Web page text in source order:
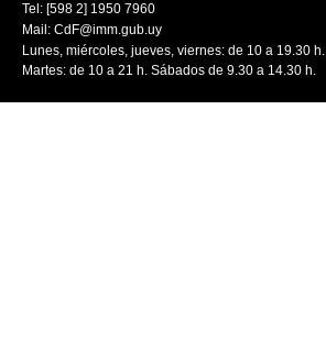
Tel: [598 2] 1950 7960
Mail: CdF@imm.gub.uy
Lunes, miércoles, jueves, viernes: de 10 a 19.30 h.
Martes: de 10 a 21 h. Sábados de 9.30 a 14.30 h.